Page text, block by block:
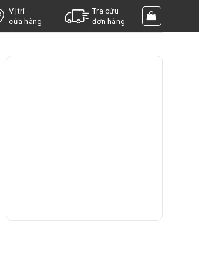
Vị trí
cửa hàng
Tra cứu
đơn hàng